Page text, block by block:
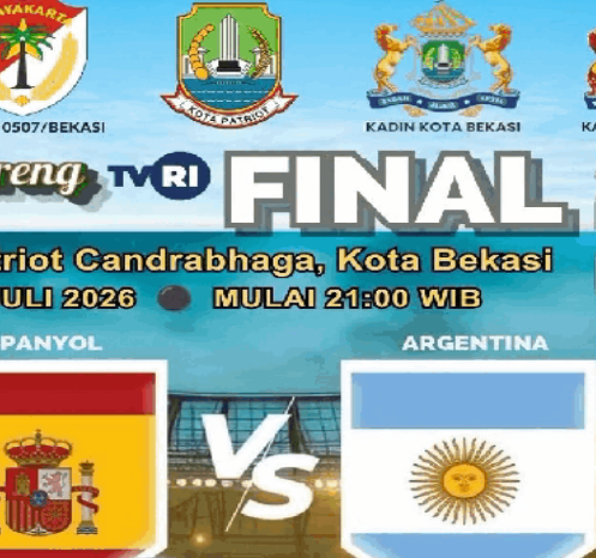
Adalah Kabupaten Badung yang mempunyai Pendapatan Asli Daerah
sebagai tempat masa kecil Ayu Triyana dibesarkan. Wanita kelahiran
record (rekam jejak) pengalaman yang lumayan lama (lebih dari 15
pendukung Megawati, dia berkeinginan untuk membangun daerah
dibesarkan juga dikarenakan perhatian dan kepeduliannya pada
Jalur perekonomian di Kabupaten Badung memang sudah ada, baik
Selatan. Namun karena penyaluran pembangunan dari APBD tidak
pembangunan. Dalam pengamatannya, Ayu menilai pemerintah
pembangunan yang pas dan merata untuk daerah pedesaan di
masih lebih rendah dibandingkan dengan daerah lain, demikian pula
tertinggal jauh bila dibandingkan dengan daerah lain.
Untuk itulah saya merasa terpanggil untuk mewakili rakyat dari
mengawasi pembuatan kebijakan baik itu penganggaran dan alokasi
dalam hal ini bidang pembangunan, pendidikan dan kesehatan,
tahun ini.
Dan yang paling penting bagi Ayu adalah bagaimana mengelola